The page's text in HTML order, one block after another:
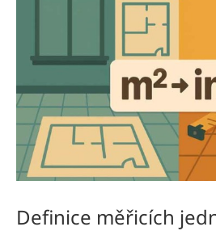
Definice měřicích